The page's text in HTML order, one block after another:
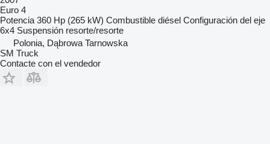
Euro 4
Potencia 360 Hp (265 kW) Combustible diésel Configuración del eje
6x4 Suspensión resorte/resorte
Polonia, Dąbrowa Tarnowska
SM Truck
Contacte con el vendedor